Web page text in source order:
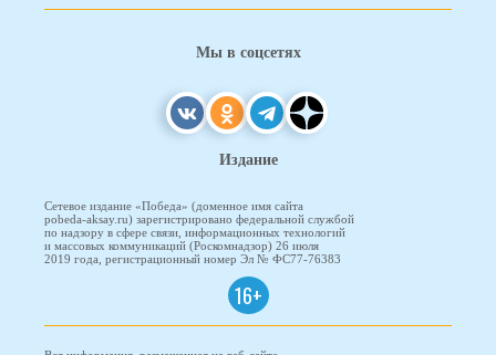
Мы в соцсетях
Издание
Сетевое издание «Победа» (доменное имя сайта
pobeda-aksay.ru) зарегистрировано федеральной службой
по надзору в сфере связи, информационных технологий
и массовых коммуникаций (Роскомнадзор) 26 июля
2019 года, регистрационный номер Эл № ФС77-76383
16+